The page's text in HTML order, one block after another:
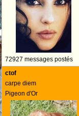
72927 messages postés
ctof
carpe diem
Pigeon d'Or